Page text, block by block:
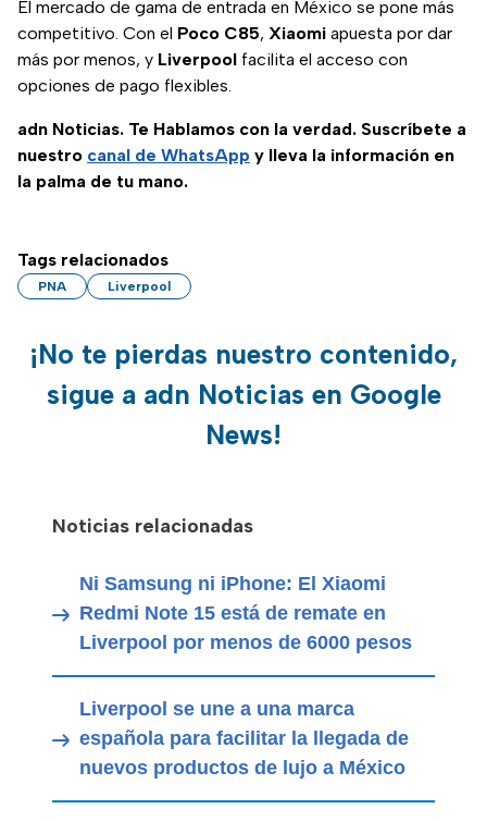
El mercado de gama de entrada en México se pone más
competitivo. Con el Poco C85, Xiaomi apuesta por dar
más por menos, y Liverpool facilita el acceso con
opciones de pago flexibles.
adn Noticias. Te Hablamos con la verdad. Suscríbete a
nuestro canal de WhatsApp y lleva la información en
la palma de tu mano.
Tags relacionados
PNA Liverpool
¡No te pierdas nuestro contenido,
sigue a adn Noticias en Google
News!
Noticias relacionadas
Ni Samsung ni iPhone: El Xiaomi
Redmi Note 15 está de remate en
Liverpool por menos de 6000 pesos
Liverpool se une a una marca
española para facilitar la llegada de
nuevos productos de lujo a México